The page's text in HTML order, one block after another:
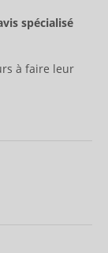
spécialisé
à faire leur